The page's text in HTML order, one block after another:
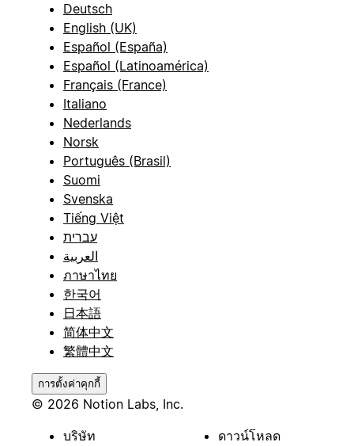
Deutsch
English (UK)
Español (España)
Español (Latinoamérica)
Français (France)
Italiano
Nederlands
Norsk
Português (Brasil)
Suomi
Svenska
Tiếng Việt
עברית
العربية
ภาษาไทย
한국어
日本語
简体中文
繁體中文
การตั้งค่าคุกกี้
© 2026 Notion Labs, Inc.
บริษัท
ดาวน์โหลด